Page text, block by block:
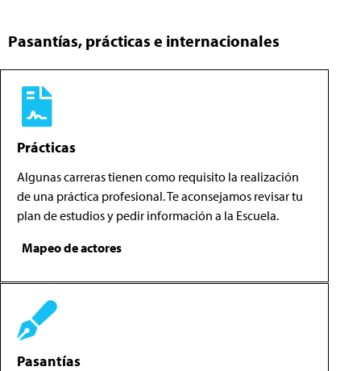
Pasantías, prácticas e internacionales
Prácticas
Algunas carreras tienen como requisito la realización
de una práctica profesional. Te aconsejamos revisar tu
plan de estudios y pedir información a la Escuela.
Mapeo de actores
Pasantías